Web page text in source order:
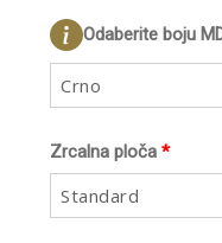
Odaberite boju
Crno
*
Zrcalna ploča
Standard